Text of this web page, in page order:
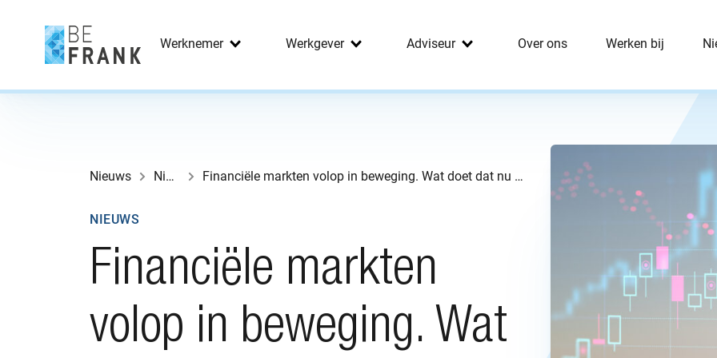
Werknemer Werkgever Adviseur Over ons Werken bij
Nieuws Nieuws Financiële markten volop in beweging. Wat doet dat nu met jouw pensioen?
Financiële markten
volop in beweging. Wat
NIEUWS